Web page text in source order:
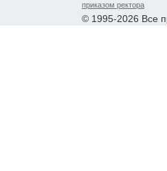
приказом ректора
© 1995-2026 Все